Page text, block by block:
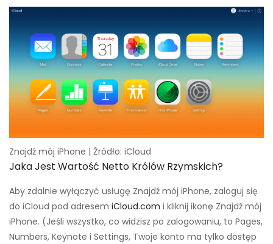
Znajdź mój iPhone | Źródło: iCloud
Jaka Jest Wartość Netto Królów Rzymskich?
Aby zdalnie wyłączyć usługę Znajdź mój iPhone, zaloguj się
do iCloud pod adresem iCloud.com i kliknij ikonę Znajdź mój
iPhone. (Jeśli wszystko, co widzisz po zalogowaniu, to Pages,
Numbers, Keynote i Settings, Twoje konto ma tylko dostęp